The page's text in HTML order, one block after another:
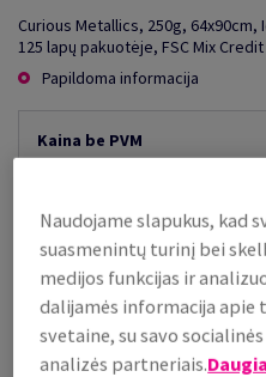
Curious Metallics, 250g,
125 lapų pakuotėje, FSC Mix Credit
Papildoma informacija
Kaina be PVM
2 206,98 € 10,00% nuolaida
už 1 000 lap.
(144 kg )
PALAIKOMA SANDĖLYJE
lap.
Naudojame slapukus, kad
suasmenintų turinį bei
medijos funkcijas ir
dalijamės informacija apie
svetaine, su savo
analizės partneriais.